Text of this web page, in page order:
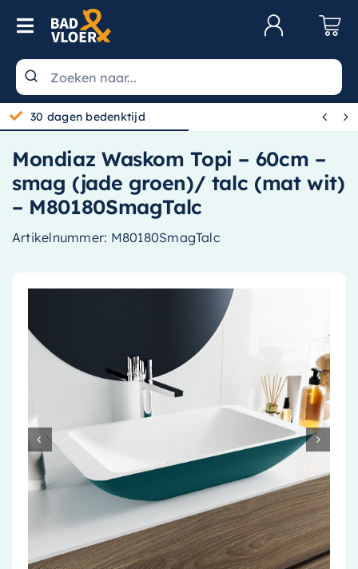
Skip to content
Toggle Navigation
Wastafels
Toiletten
Spiegels
Kranen
Douche
Accessoires
Installatiemateriaal
Klimaatbeheersing
PVC
30 dagen bedenktijd  
Mondiaz Waskom Topi – 60cm –
smag (jade groen)/ talc (mat wit)
– M80180SmagTalc
Artikelnummer: M80180SmagTalc